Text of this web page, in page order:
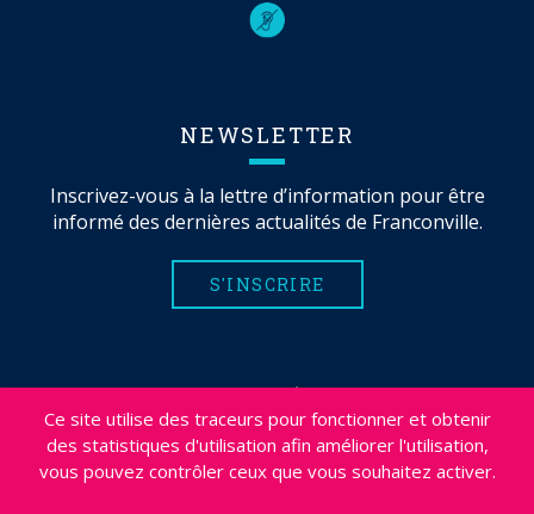
Ce site utilise des traceurs pour fonctionner et obtenir
des statistiques d'utilisation afin améliorer l'utilisation,
vous pouvez contrôler ceux que vous souhaitez activer.
NEWSLETTER
Inscrivez-vous à la lettre d’information pour être
informé des dernières actualités de Franconville.
S'INSCRIRE
MENTIONS LÉGALES
PLAN DU SITE
CRÉDITS
PROJETS